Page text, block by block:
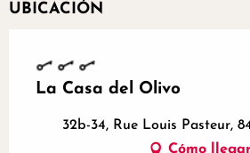
UBICACIÓN
La Casa del Olivo
32b-34, Rue Louis Pasteur,
Cómo llegar